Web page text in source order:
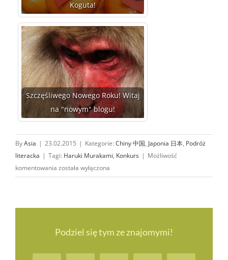
Koguta!
Szczęśliwego Nowego Roku! Witaj
na "nowym" blogu!
ByAsia | 23.02.2015 | Kategorie: Chiny 中国, Japonia 日本, Podróż
literacka | Tagi: Haruki Murakami, Konkurs | Możliwość
komentowania Chiński
Nowy
noworoczny
została wyłączona
Podziel się tym ze znajomymi!